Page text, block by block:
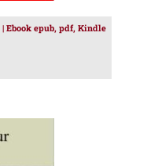
Ebook epub, pdf, Kindle